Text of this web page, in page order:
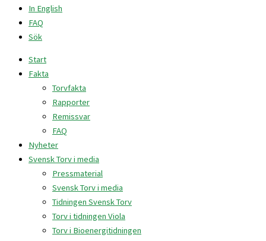
In English
FAQ
Sök
Start
Fakta
Torvfakta
Rapporter
Remissvar
FAQ
Nyheter
Svensk Torv i media
Pressmaterial
Svensk Torv i media
Tidningen Svensk Torv
Torv i tidningen Viola
Torv i Bioenergitidningen